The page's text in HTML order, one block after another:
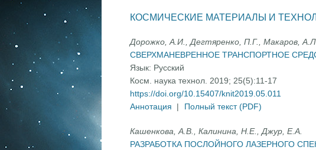
КОСМИЧЕСКИЕ МАТЕРИАЛЫ И
Дорожко, А.И., Дегтяренко, П.Г., Макаров,
СВЕРХМАНЕВРЕННОЕ ТРАНСПОРТНОЕ
Язык: Русский
Косм. наука технол. 2019; 25(5):11-17
https://doi.org/10.15407/knit2019.05.011
Аннотация
| Полный текст (PDF)
Кашенкова, А.В., Калинина, Н.Е., Джур, Е.А.
РАЗРАБОТКА ПОСЛОЙНОГО ЛАЗЕРНОГО